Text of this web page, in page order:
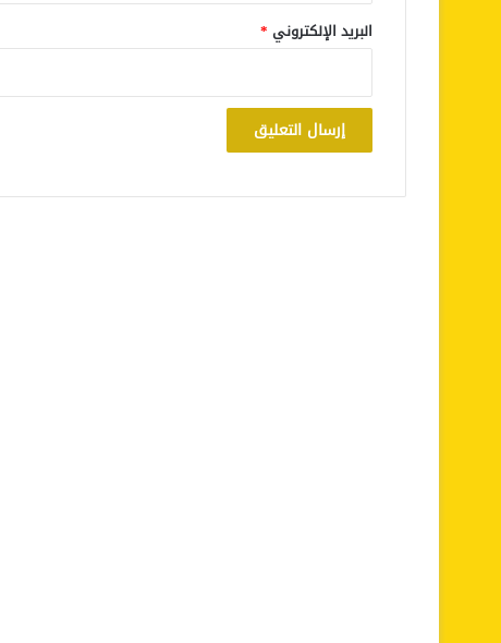
البريد الإلكتروني *